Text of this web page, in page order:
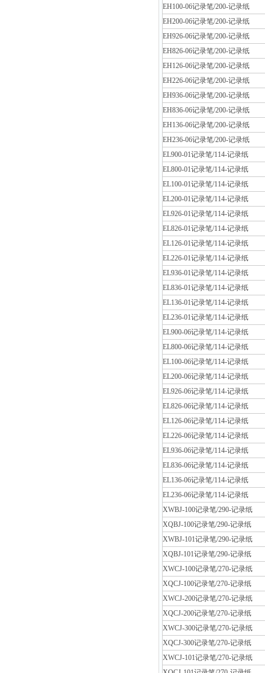
EH100-06记录笔/200-记录纸
EH200-06记录笔/200-记录纸
EH926-06记录笔/200-记录纸
EH826-06记录笔/200-记录纸
EH126-06记录笔/200-记录纸
EH226-06记录笔/200-记录纸
EH936-06记录笔/200-记录纸
EH836-06记录笔/200-记录纸
EH136-06记录笔/200-记录纸
EH236-06记录笔/200-记录纸
EL900-01记录笔/114-记录纸
EL800-01记录笔/114-记录纸
EL100-01记录笔/114-记录纸
EL200-01记录笔/114-记录纸
EL926-01记录笔/114-记录纸
EL826-01记录笔/114-记录纸
EL126-01记录笔/114-记录纸
EL226-01记录笔/114-记录纸
EL936-01记录笔/114-记录纸
EL836-01记录笔/114-记录纸
EL136-01记录笔/114-记录纸
EL236-01记录笔/114-记录纸
EL900-06记录笔/114-记录纸
EL800-06记录笔/114-记录纸
EL100-06记录笔/114-记录纸
EL200-06记录笔/114-记录纸
EL926-06记录笔/114-记录纸
EL826-06记录笔/114-记录纸
EL126-06记录笔/114-记录纸
EL226-06记录笔/114-记录纸
EL936-06记录笔/114-记录纸
EL836-06记录笔/114-记录纸
EL136-06记录笔/114-记录纸
EL236-06记录笔/114-记录纸
XWBJ-100记录笔/290-记录纸
XQBJ-100记录笔/290-记录纸
XWBJ-101记录笔/290-记录纸
XQBJ-101记录笔/290-记录纸
XWCJ-100记录笔/270-记录纸
XQCJ-100记录笔/270-记录纸
XWCJ-200记录笔/270-记录纸
XQCJ-200记录笔/270-记录纸
XWCJ-300记录笔/270-记录纸
XQCJ-300记录笔/270-记录纸
XWCJ-101记录笔/270-记录纸